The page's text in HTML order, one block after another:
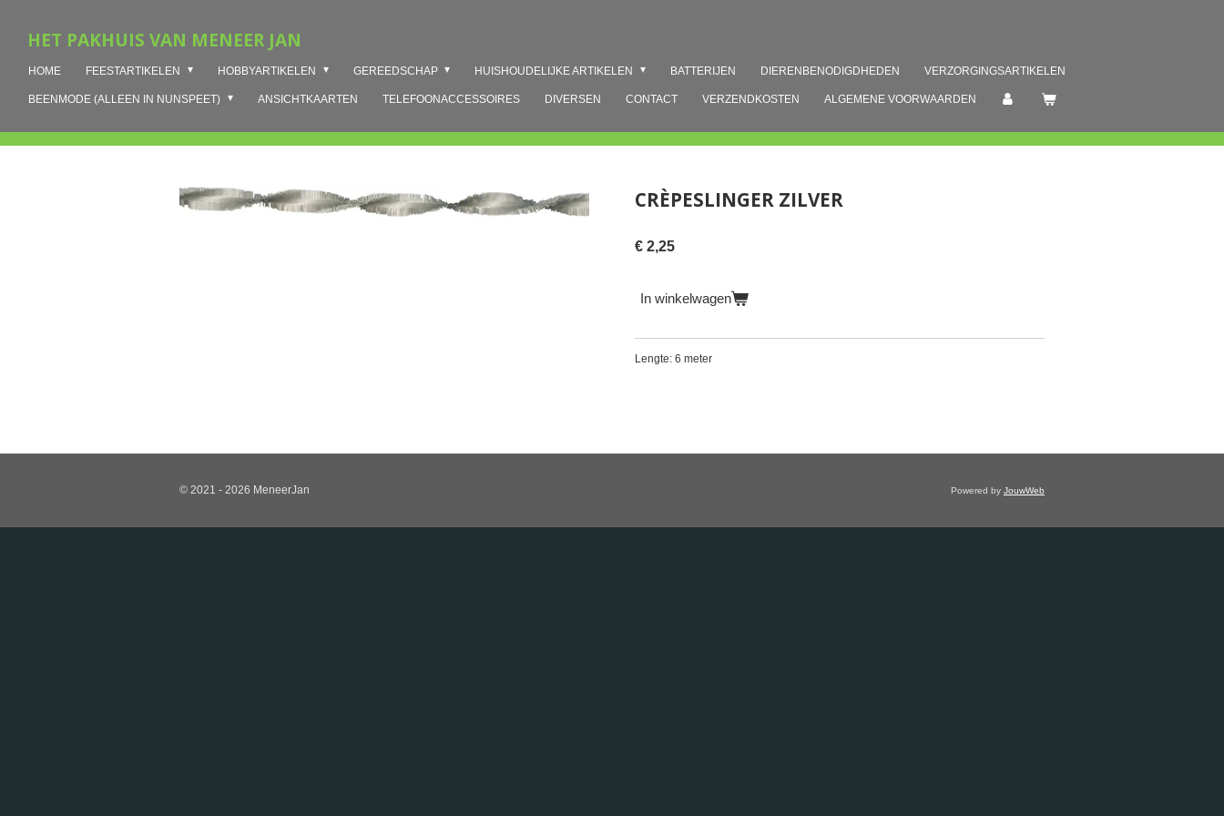
direct
hoofdinhoud
HET PAKHUIS VAN MENEER JAN
HOME FEESTARTIKELEN HOBBYARTIKELEN GEREEDSCHAP HUISHOUDELIJKE ARTIKELEN BATTERIJEN DIERENBENODIGDHEDEN VERZORGINGSARTIKELEN
BEENMODE (ALLEEN IN NUNSPEET) ANSICHTKAARTEN TELEFOONACCESSOIRES DIVERSEN CONTACT VERZENDKOSTEN ALGEMENE VOORWAARDEN
CRÈPESLINGER ZILVER
€ 2,25
In winkelwagen
Lengte: 6 meter
© 2021 - 2026 MeneerJan Powered by JouwWeb